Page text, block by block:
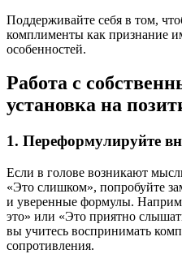
Поддерживайте себя в том,
комплименты как признание
особенностей.
Работа с
установка на
1. Переформулируйте
Если в голове возникают
«Это слишком», попробуйте
и уверенные формулы.
это» или «Это приятно
вы учитесь воспринимать
сопротивления.